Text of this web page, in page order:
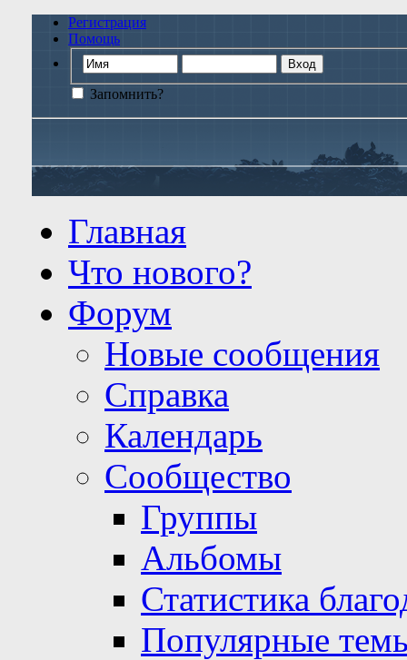
Регистрация
Помощь
Запомнить?
Главная
Что нового?
Форум
Новые сообщения
Справка
Календарь
Сообщество
Группы
Альбомы
Статистика
Популярные